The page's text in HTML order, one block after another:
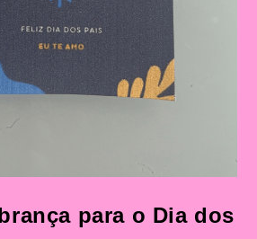
para o Dia dos